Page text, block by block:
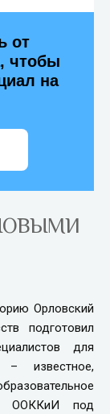
от
чтобы
на
Орловский
подготовил
для
известное,
ООККиИ под